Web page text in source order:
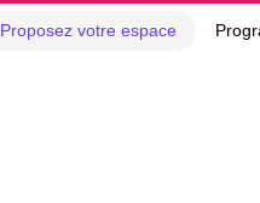
Proposez votre espace